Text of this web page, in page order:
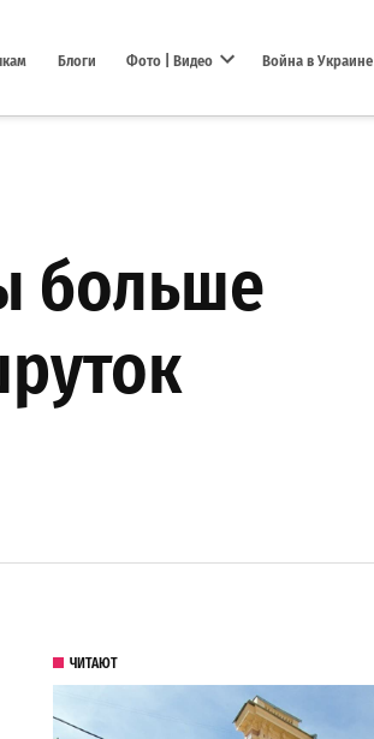
Блоги Фото | Видео Война в Украине
больше
ЧИТАЮТ